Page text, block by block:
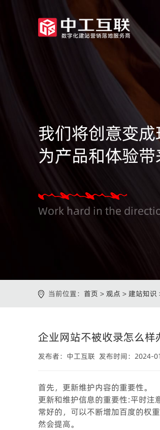
我们将创意变
为产品和体验
Work hard in the
当前位置： 首页 > 观点 > 建站知识
企业网站不被收录怎么样
发布者：中工互联 发布时间：2024-
首先，更新维护内容的重要性。
更新和维护信息的重要性:平时注
常好的，可以不断增加百度的权
然会提高。